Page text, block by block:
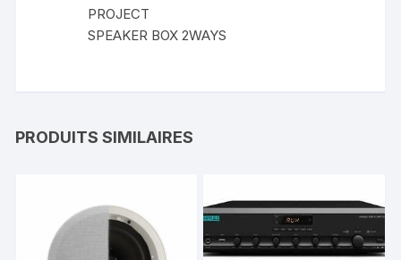
PROJЕСТ
SPEAKER BOX 2WAYS
PRODUITS SIMILAIRES